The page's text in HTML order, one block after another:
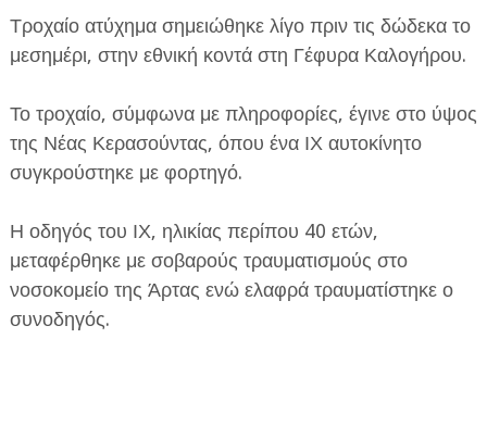
ΤΕΧΝΟΛΟΓΙΑ
ΔΙΕΘΝΗ
ΕΦΗΜΕΡΙΔΑ Η ΠΑΡΓΑ
ΠΛΗΡΟΦΟΡΙΕΣ
Τροχαίο ατύχημα σημειώθηκε λίγο πριν τις δώδεκα το
μεσημέρι, στην εθνική κοντά στη Γέφυρα Καλογήρου.
Το τροχαίο, σύμφωνα με πληροφορίες, έγινε στο ύψος
της Νέας Κερασούντας, όπου ένα ΙΧ αυτοκίνητο
συγκρούστηκε με φορτηγό.
Η οδηγός του ΙΧ, ηλικίας περίπου 40 ετών,
μεταφέρθηκε με σοβαρούς τραυματισμούς στο
νοσοκομείο της Άρτας ενώ ελαφρά τραυματίστηκε ο
συνοδηγός.